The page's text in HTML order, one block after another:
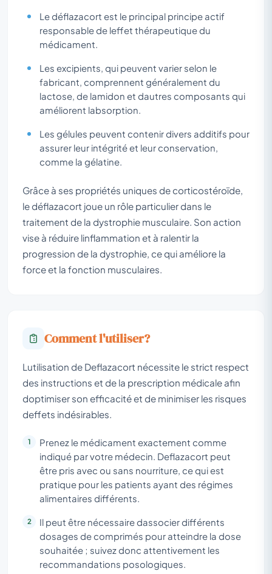
Le déflazacort est le principal principe actif
responsable de leffet thérapeutique du
médicament.
Les excipients, qui peuvent varier selon le
fabricant, comprennent généralement du
lactose, de lamidon et dautres composants qui
améliorent labsorption.
Les gélules peuvent contenir divers additifs pour
assurer leur intégrité et leur conservation,
comme la gélatine.
Grâce à ses propriétés uniques de corticostéroïde,
le déflazacort joue un rôle particulier dans le
traitement de la dystrophie musculaire. Son action
vise à réduire linflammation et à ralentir la
progression de la dystrophie, ce qui améliore la
force et la fonction musculaires.
Comment l'utiliser?
Lutilisation de Deflazacort nécessite le strict respect
des instructions et de la prescription médicale afin
doptimiser son efficacité et de minimiser les risques
deffets indésirables.
Prenez le médicament exactement comme
indiqué par votre médecin. Deflazacort peut
être pris avec ou sans nourriture, ce qui est
pratique pour les patients ayant des régimes
alimentaires différents.
Il peut être nécessaire dassocier différents
dosages de comprimés pour atteindre la dose
souhaitée ; suivez donc attentivement les
recommandations posologiques.